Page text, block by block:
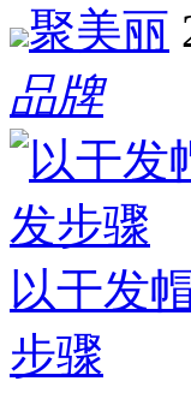
聚美丽
品牌
以干发
步骤